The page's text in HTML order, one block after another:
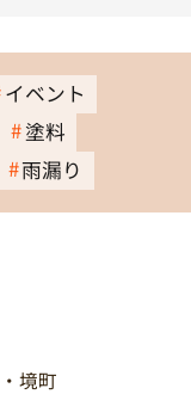
イベント
塗料
雨漏り
境町